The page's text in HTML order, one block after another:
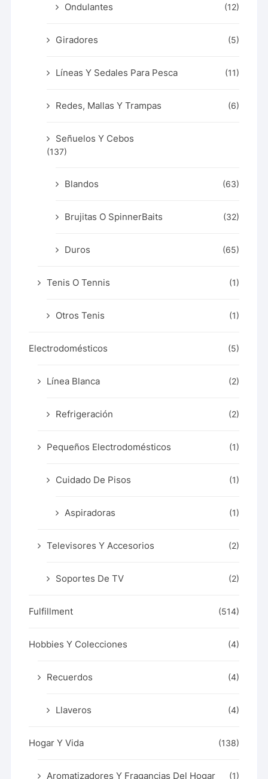
Ondulantes (12)
Giradores (5)
Líneas Y Sedales Para Pesca (11)
Redes, Mallas Y Trampas (6)
Señuelos Y Cebos
(137)
Blandos (63)
Brujitas O SpinnerBaits (32)
Duros (65)
Tenis O Tennis (1)
Otros Tenis (1)
Electrodomésticos (5)
Línea Blanca (2)
Refrigeración (2)
Pequeños Electrodomésticos (1)
Cuidado De Pisos (1)
Aspiradoras (1)
Televisores Y Accesorios (2)
Soportes De TV (2)
Fulfillment (514)
Hobbies Y Colecciones (4)
Recuerdos (4)
Llaveros (4)
Hogar Y Vida (138)
Aromatizadores Y Fragancias Del Hogar (1)